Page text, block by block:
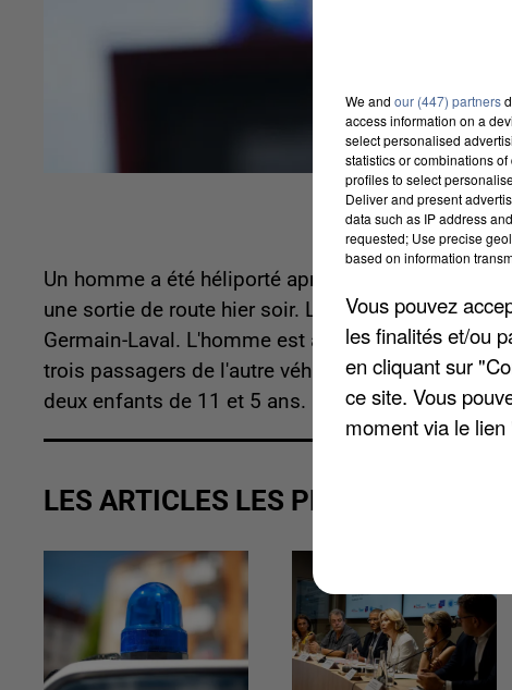
Un homme a été héliporté après un accident de
une sortie de route hier soir. La collision avec une
Germain-Laval. L'homme est actuellement en
trois passagers de l'autre véhicule s'en sont de
deux enfants de 11 et 5 ans.
LES ARTICLES LES PLUS VUS
We and our (447) partners
access information on a
select personalised
statistics or combinations
profiles to select
Deliver and present
data such as IP address
requested; Use precise
based on information
Vous pouvez
les finalités et/ou
en cliquant sur
ce site. Vous
moment via le